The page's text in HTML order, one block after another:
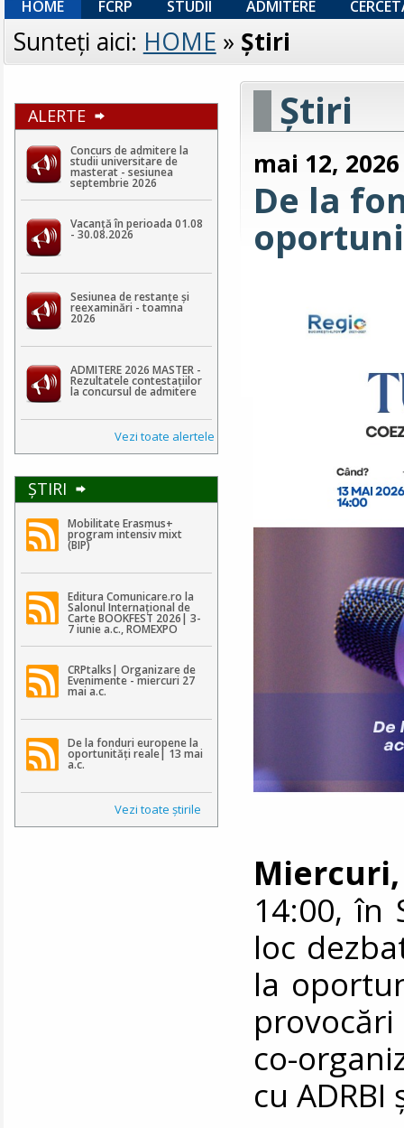
HOME FCRP STUDII ADMITERE
Sunteţi aici: HOME » Ştiri
ALERTE
Concurs de admitere la
studii universitare de
masterat - sesiunea
septembrie 2026
Vacanță în perioada 01.08
- 30.08.2026
Sesiunea de restanțe și
reexaminări - toamna
2026
ADMITERE 2026 MASTER -
Rezultatele contestaţiilor
la concursul de admitere
Vezi toate alertele
ŞTIRI
Mobilitate Erasmus+
program intensiv mixt
(BIP)
Editura Comunicare.ro la
Salonul Internațional de
Carte BOOKFEST 2026| 3-
7 iunie a.c., ROMEXPO
CRPtalks| Organizare de
Evenimente - miercuri 27
mai a.c.
De la fonduri europene la
oportunități reale| 13 mai
a.c.
Vezi toate ştirile
Ştiri
mai 12, 2026
De la
Miercuri,
14:00, în
loc
la
co-
cu ADRBI